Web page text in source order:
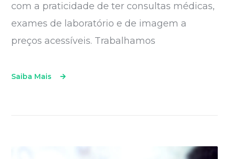
com a praticidade de ter consultas médicas,
exames de laboratório e de imagem a
preços acessíveis. Trabalhamos
Saiba Mais